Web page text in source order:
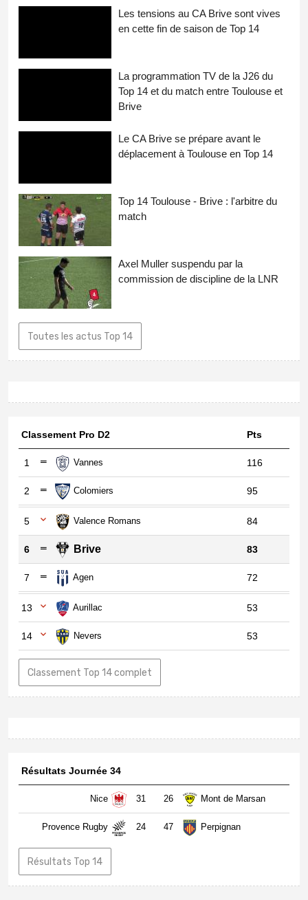
Les tensions au CA Brive sont vives
en cette fin de saison de Top 14
La programmation TV de la J26 du
Top 14 et du match entre Toulouse et
Brive
Le CA Brive se prépare avant le
déplacement à Toulouse en Top 14
Top 14 Toulouse - Brive : l'arbitre du
match
Axel Muller suspendu par la
commission de discipline de la LNR
Toutes les actus Top 14
Classement Pro D2 Pts
1 Vannes 116
2 Colomiers 95
5 Valence Romans 84
6 Brive 83
7 Agen 72
13 Aurillac 53
14 Nevers 53
Classement Top 14 complet
Résultats Journée 34
Nice 31 26 Mont de Marsan
Provence Rugby 24 47 Perpignan
Résultats Top 14